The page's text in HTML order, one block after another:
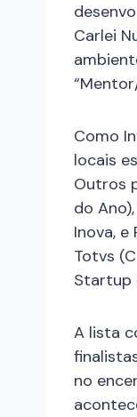
Carlei
Como
locais
Outros
do
Inova,
Totvs
Startup
A lista
no